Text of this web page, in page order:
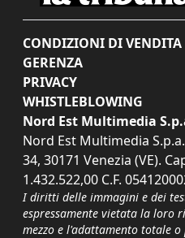
CONDIZIONI DI VENDITA
GERENZA
PRIVACY
WHISTLEBLOWING
Nord Est Multimedia
Nord Est Multimedia
34, 30171 Venezia (VE).
1.432.522,00 C.F.
I diritti delle immagini e dei
espressamente vietata la loro
mezzo e l'adattamento totale o